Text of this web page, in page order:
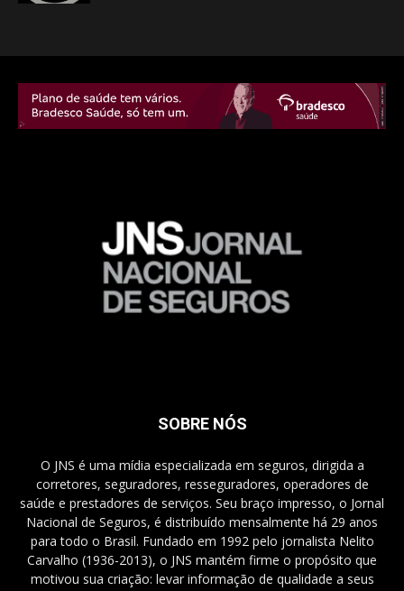
SOBRE NÓS
O JNS é uma mídia especializada em seguros, dirigida a
corretores, seguradores, resseguradores, operadores de
saúde e prestadores de serviços. Seu braço impresso, o Jornal
Nacional de Seguros, é distribuído mensalmente há 29 anos
para todo o Brasil. Fundado em 1992 pelo jornalista Nelito
Carvalho (1936-2013), o JNS mantém firme o propósito que
motivou sua criação: levar informação de qualidade a seus